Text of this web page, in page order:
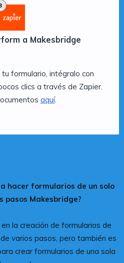
a Makesbridge
formulario, intégralo con
clics a través de Zapier.
aquí.
hacer formularios de un solo
pasos Makesbridge?
la creación de formularios de
varios pasos, pero también es
crear formularios de una sola